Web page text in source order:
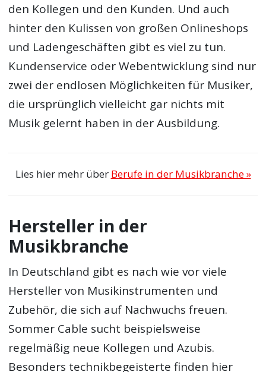
den Kollegen und den Kunden. Und auch
hinter den Kulissen von großen Onlineshops
und Ladengeschäften gibt es viel zu tun.
Kundenservice oder Webentwicklung sind nur
zwei der endlosen Möglichkeiten für Musiker,
die ursprünglich vielleicht gar nichts mit
Musik gelernt haben in der Ausbildung.
Lies hier mehr über Berufe in der Musikbranche »
Hersteller in der
Musikbranche
In Deutschland gibt es nach wie vor viele
Hersteller von Musikinstrumenten und
Zubehör, die sich auf Nachwuchs freuen.
Sommer Cable sucht beispielsweise
regelmäßig neue Kollegen und Azubis.
Besonders technikbegeisterte finden hier